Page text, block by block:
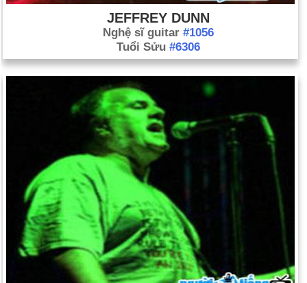
JEFFREY DUNN
Nghệ sĩ guitar #1056
Tuổi Sửu #6306